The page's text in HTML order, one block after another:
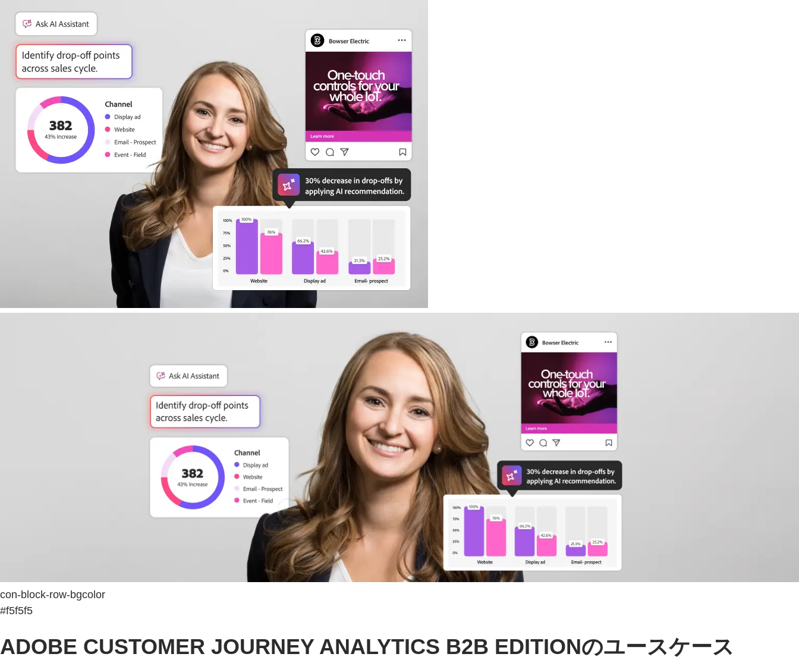
con-block-row-bgcolor
#f5f5f5
ADOBE CUSTOMER JOURNEY ANALYTICS B2B EDITIONのユースケース